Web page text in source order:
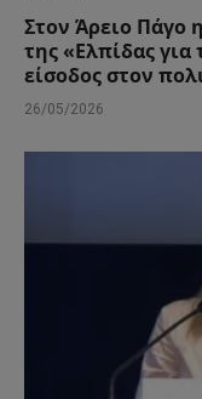
Στον Άρειο Πάγο
της «Ελπίδας
είσοδος στον
26/05/2026